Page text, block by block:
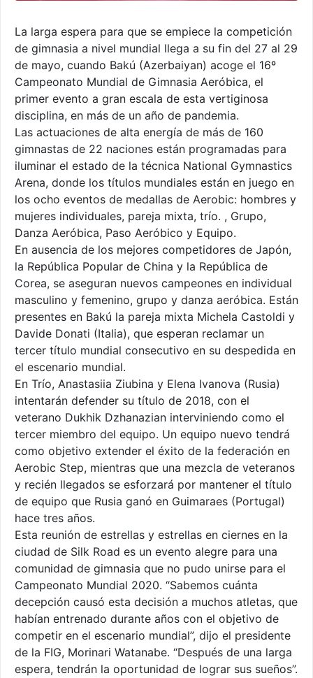
La larga espera para que se empiece la competición
de gimnasia a nivel mundial llega a su fin del 27 al 29
de mayo, cuando Bakú (Azerbaiyan) acoge el 16º
Campeonato Mundial de Gimnasia Aeróbica, el
primer evento a gran escala de esta vertiginosa
disciplina, en más de un año de pandemia.
Las actuaciones de alta energía de más de 160
gimnastas de 22 naciones están programadas para
iluminar el estado de la técnica National Gymnastics
Arena, donde los títulos mundiales están en juego en
los ocho eventos de medallas de Aerobic: hombres y
mujeres individuales, pareja mixta, trío. , Grupo,
Danza Aeróbica, Paso Aeróbico y Equipo.
En ausencia de los mejores competidores de Japón,
la República Popular de China y la República de
Corea, se aseguran nuevos campeones en individual
masculino y femenino, grupo y danza aeróbica. Están
presentes en Bakú la pareja mixta Michela Castoldi y
Davide Donati (Italia), que esperan reclamar un
tercer título mundial consecutivo en su despedida en
el escenario mundial.
En Trío, Anastasiia Ziubina y Elena Ivanova (Rusia)
intentarán defender su título de 2018, con el
veterano Dukhik Dzhanazian interviniendo como el
tercer miembro del equipo. Un equipo nuevo tendrá
como objetivo extender el éxito de la federación en
Aerobic Step, mientras que una mezcla de veteranos
y recién llegados se esforzará por mantener el título
de equipo que Rusia ganó en Guimaraes (Portugal)
hace tres años.
Esta reunión de estrellas y estrellas en ciernes en la
ciudad de Silk Road es un evento alegre para una
comunidad de gimnasia que no pudo unirse para el
Campeonato Mundial 2020. “Sabemos cuánta
decepción causó esta decisión a muchos atletas, que
habían entrenado durante años con el objetivo de
competir en el escenario mundial”, dijo el presidente
de la FIG, Morinari Watanabe. “Después de una larga
espera, tendrán la oportunidad de lograr sus sueños”.